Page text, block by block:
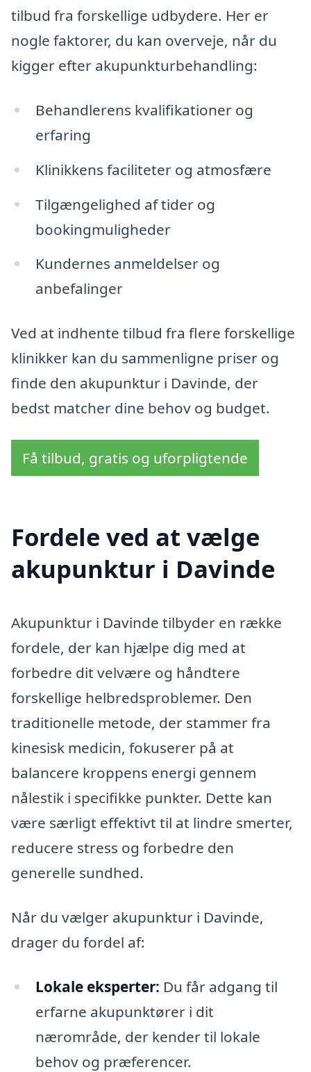
tilbud fra forskellige udbydere. Her er
nogle faktorer, du kan overveje, når du
kigger efter akupunkturbehandling:
Behandlerens kvalifikationer og
erfaring
Klinikkens faciliteter og atmosfære
Tilgængelighed af tider og
bookingmuligheder
Kundernes anmeldelser og
anbefalinger
Ved at indhente tilbud fra flere forskellige
klinikker kan du sammenligne priser og
finde den akupunktur i Davinde, der
bedst matcher dine behov og budget.
Få tilbud, gratis og uforpligtende
Fordele ved at vælge
akupunktur i Davinde
Akupunktur i Davinde tilbyder en række
fordele, der kan hjælpe dig med at
forbedre dit velvære og håndtere
forskellige helbredsproblemer. Den
traditionelle metode, der stammer fra
kinesisk medicin, fokuserer på at
balancere kroppens energi gennem
nålestik i specifikke punkter. Dette kan
være særligt effektivt til at lindre smerter,
reducere stress og forbedre den
generelle sundhed.
Når du vælger akupunktur i Davinde,
drager du fordel af:
Lokale eksperter: Du får adgang til
erfarne akupunktører i dit
nærområde, der kender til lokale
behov og præferencer.